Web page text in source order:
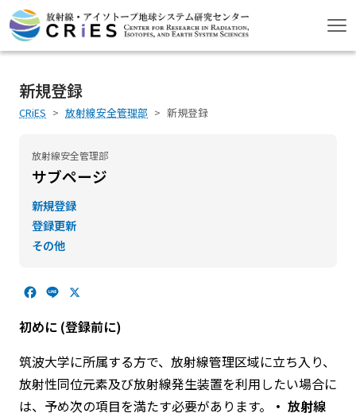
新規登録
CRiES 放射線安全管理部 新規登録
放射線安全管理部
サブページ
新規登録
登録更新
その他
c
b
o
o
n
e
初めに (登録前に)
筑波大学に所属する方で、放射線管理区域に立ち入り、
放射性同位元素及び放射線発生装置を利用したい場合に
は、予め次の項目を満たす必要があります。
・ 放射線